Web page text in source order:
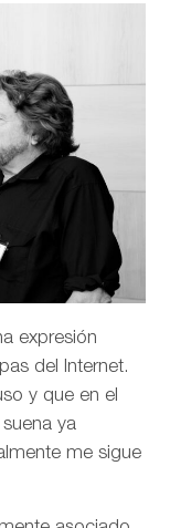
expresión
del Internet.
y que en el
ya
me sigue